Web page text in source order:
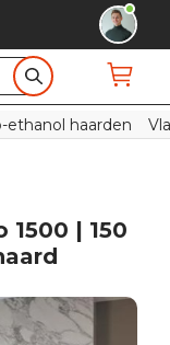
ethanol haarden
1500 | 150